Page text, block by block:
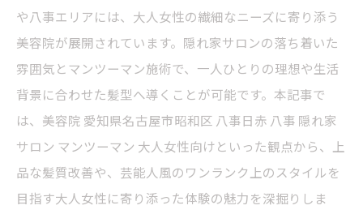
や八事エリアには、大人女性の繊細なニーズに寄り添う
美容院が展開されています。隠れ家サロンの落ち着いた
雰囲気とマンツーマン施術で、一人ひとりの理想や生活
背景に合わせた髪型へ導くことが可能です。本記事で
は、美容院 愛知県名古屋市昭和区 八事日赤 八事 隠れ家
サロン マンツーマン 大人女性向けといった観点から、上
品な髪質改善や、芸能人風のワンランク上のスタイルを
目指す大人女性に寄り添った体験の魅力を深掘りしま